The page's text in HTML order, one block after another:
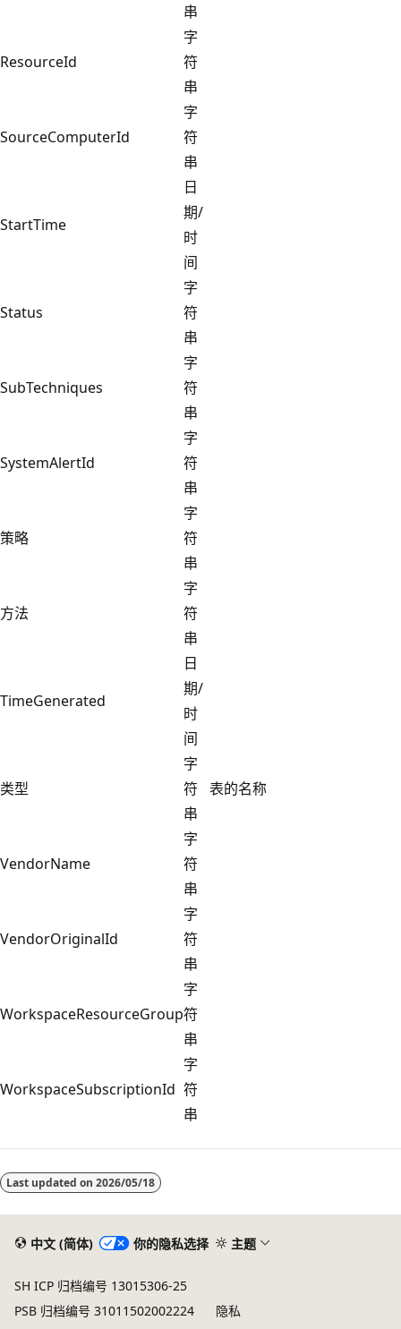
串
ResourceId
字
符
串
SourceComputerId
字
符
串
StartTime
日
期/
时
间
Status
字
符
串
SubTechniques
字
符
串
SystemAlertId
字
符
串
策略
字
符
串
方法
字
符
串
TimeGenerated
日
期/
时
间
类型
字
符
串
表的名称
VendorName
字
符
串
VendorOriginalId
字
符
串
WorkspaceResourceGroup
字
符
串
WorkspaceSubscriptionId
字
符
串
模
式
Last updated on 2026/05/18
中文 (简体) 你的隐私选择 主题
SH ICP 归档编号 13015306-25
PSB 归档编号 31011502002224
隐私